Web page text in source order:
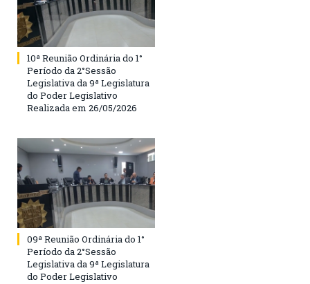
10ª Reunião Ordinária do 1°
Período da 2°Sessão
Legislativa da 9ª Legislatura
do Poder Legislativo
Realizada em 26/05/2026
09ª Reunião Ordinária do 1°
Período da 2°Sessão
Legislativa da 9ª Legislatura
do Poder Legislativo